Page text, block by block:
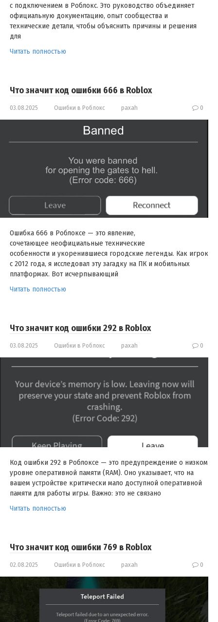
с подключением в Роблокс. Это руководство объединяет
официальную документацию, опыт сообщества и
технические детали, чтобы объяснить причины и решения
для
Читать полностью
Что значит код ошибки 666 в Roblox
03.08.2025 Ошибки в Роблокс paxah 0
Ошибка 666 в Роблоксе — это явление,
сочетающее неофициальные технические
особенности и укоренившиеся городские легенды. Как игрок
с 2012 года, я исследовал эту загадку на ПК и мобильных
платформах. Вот исчерпывающий
Читать полностью
Что значит код ошибки 292 в Roblox
03.08.2025 Ошибки в Роблокс paxah 0
Код ошибки 292 в Роблоксе — это предупреждение о низком
уровне оперативной памяти (RAM). Оно указывает, что на
вашем устройстве критически мало доступной оперативной
памяти для работы игры. Важно: это не связано
Читать полностью
Что значит код ошибки 769 в Roblox
02.08.2025 Ошибки в Роблокс paxah 0